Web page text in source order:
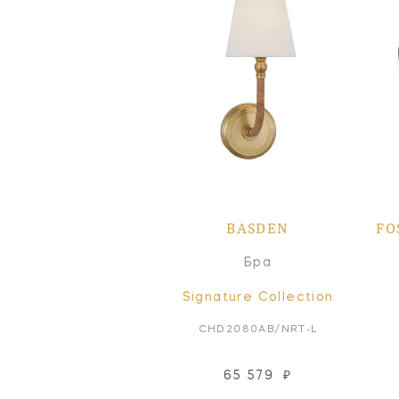
BASDEN
Бра
Signature Collection
CHD2080AB/NRT-L
65 579 ₽